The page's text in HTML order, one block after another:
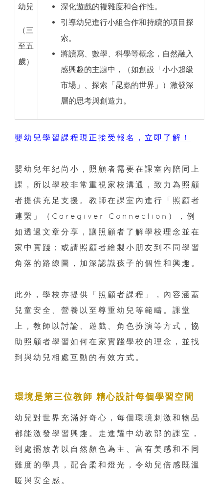
幼兒
（三
至五
歲）
深化遊戲的複雜度和合作性。
引導幼兒進行小組合作和持續的項目探
索。
將讀寫、數學、科學等概念，自然融入
感興趣的主題中，（如創設「小小超級
市場」、探索「昆蟲的世界」）激發深
層的思考與創造力。
嬰幼兒學習課程現正接受報名，立即了解！
嬰幼兒年紀尚小，照顧者需要在課室內陪同上
課，所以學校非常重視家校溝通，致力為照顧
者提供充足支援。教師在課室內進行「照顧者
連繫」（Caregiver Connection），例
如透過文章分享，讓照顧者了解學校理念並在
家中實踐；或請照顧者繪製小朋友到不同學習
角落的路線圖，加深認識孩子的個性和興趣。
此外，學校亦提供「照顧者課程」，內容涵蓋
兒童安全、營養以至尊重幼兒等範疇。課堂
上，教師以討論、遊戲、角色扮演等方式，協
助照顧者學習如何在家實踐學校的理念，並找
到與幼兒相處互動的有效方式。
環境是第三位教師 精心設計每個學習空間
幼兒對世界充滿好奇心，每個環境刺激和物品
都能激發學習興趣。走進耀中幼教部的課室，
到處擺放著以自然顏色為主、富有美感和不同
難度的學具，配合柔和燈光，令幼兒倍感既溫
暖與安全感。